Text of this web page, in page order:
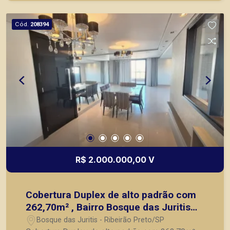
em locação, vendas de imóveis prontos, usados
ou mesmo nos principais lançamentos da cidade
de Ribeirão Preto.
Cód. 208394
R$ 2.000.000,00 V
Cobertura Duplex de alto padrão com
262,70m² , Bairro Bosque das Juritis
(Zona Sul) em Ribeirão Preto/SP.
Bosque das Juritis - Ribeirão Preto/SP